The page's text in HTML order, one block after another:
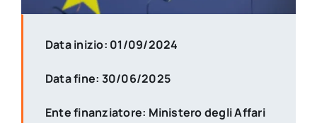
Data inizio: 01/09/2024
Data fine: 30/06/2025
Ente finanziatore: Ministero degli Affari